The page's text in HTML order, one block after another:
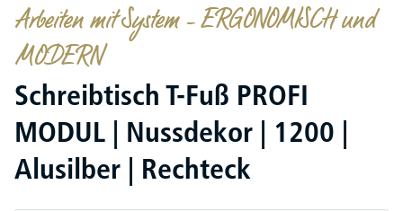
Arbeiten mit System – ERGONOMISCH und
MODERN
Schreibtisch T-Fuß PROFI
MODUL | Nussdekor | 1200 |
Alusilber | Rechteck